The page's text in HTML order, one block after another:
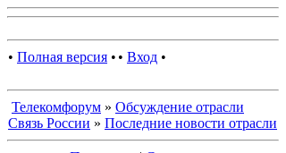
• Полная версия • • Вход •
Телекомфорум » Обсуждение отрасли
Связь России » Последние новости отрасли